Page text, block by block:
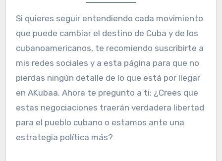
Si quieres seguir entendiendo cada movimiento
que puede cambiar el destino de Cuba y de los
cubanoamericanos, te recomiendo suscribirte a
mis redes sociales y a esta página para que no
pierdas ningún detalle de lo que está por llegar
en AKubaa. Ahora te pregunto a ti: ¿Crees que
estas negociaciones traerán verdadera libertad
para el pueblo cubano o estamos ante una
estrategia política más?